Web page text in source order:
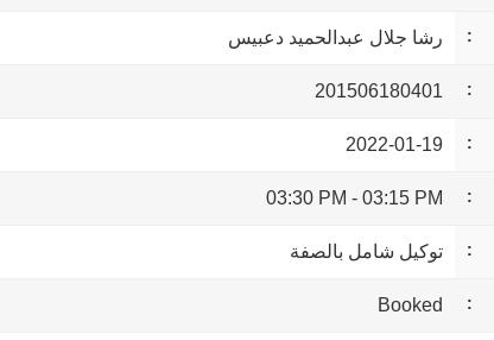
رشا جلال عبدالحميد دعبيس
201506180401
2022-01-19
03:15 PM
-
03:30 PM
توكيل شامل بالصفة
Booked